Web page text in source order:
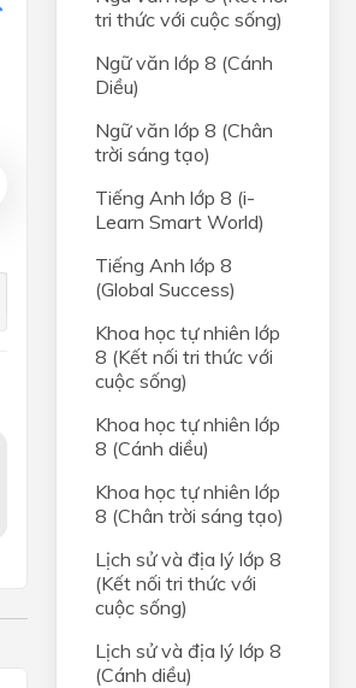
tri thức với cuộc sống)
Ngữ văn lớp 8 (Cánh
Diều)
Ngữ văn lớp 8 (Chân
trời sáng tạo)
Tiếng Anh lớp 8 (i-
Learn Smart World)
Tiếng Anh lớp 8
(Global Success)
Khoa học tự nhiên lớp
8 (Kết nối tri thức với
cuộc sống)
Khoa học tự nhiên lớp
8 (Cánh diều)
Khoa học tự nhiên lớp
8 (Chân trời sáng tạo)
Lịch sử và địa lý lớp 8
(Kết nối tri thức với
cuộc sống)
Lịch sử và địa lý lớp 8
(Cánh diều)